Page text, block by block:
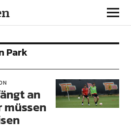
Park
an
müssen